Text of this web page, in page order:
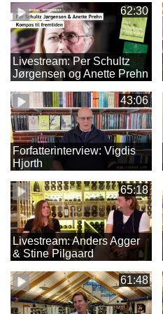
62:30
Livestream: Per Schultz
Jørgensen og Anette Prehn
43:06
Forfatterinterview: Vigdis
Hjorth
65:18
Livestream: Anders Agger
& Stine Pilgaard
61:48